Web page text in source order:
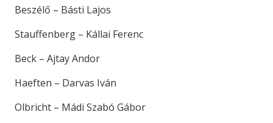
Beszélő – Básti Lajos
Stauffenberg – Kállai Ferenc
Beck – Ajtay Andor
Haeften – Darvas Iván
Olbricht – Mádi Szabó Gábor